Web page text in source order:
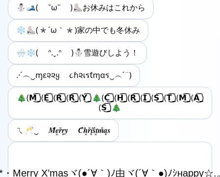
⛄️🎿( ˘ω˘ )⛸️お休みはこれから
❄️⛸️(*´ω｀*)家の中でも冬休み
🌨️❄️( ᐢ.ˬ.ᐢ )⛄️雪遊びしよう！
.·´︵‿ɱε૨૨ყ ૮ɦ૨เรƭɱαร‿︵´¨)
🎄(𝗠͜͡ ̲)(𝗘͜͡ ̲)(𝗥͜͡ ̲)(𝗥͜͡ ̲)(𝗬͜͡ ̲)🎄(𝗖͜͡ ̲)(𝗛͜͡ ̲)(𝗥͜͡ ̲)(𝗜͜͡ ̲)(𝗦͜͡ ̲)(𝗧͜͡ ̲)(𝗠͜͡ ̲)(𝗔͜͡ ̲)
(𝗦͜͡ ̲)🎄
ㄟ🥂‿ 𝑴͋𝒆͓𝒓̽𝒓̟𝒚 𝑪͋𝒉͓𝒓̽𝒊̟𝒔͋𝒕͓𝒎̽𝒂̟𝒔